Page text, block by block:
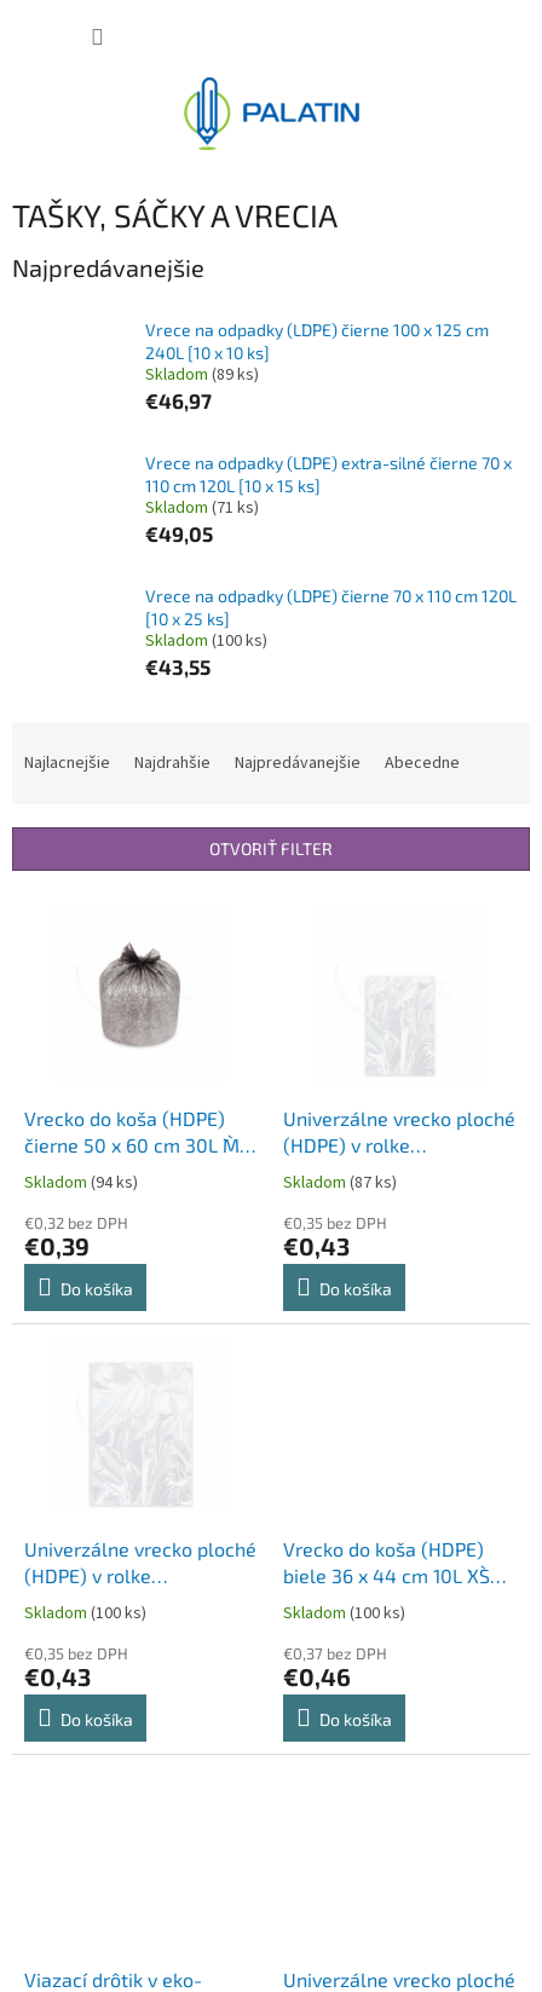
TAŠKY, SÁČKY A VRECIA
Najpredávanejšie
Vrece na odpadky (LDPE) čierne 100 x 125 cm
240L [10 x 10 ks]
Skladom (89 ks)
€46,97
Vrece na odpadky (LDPE) extra-silné čierne 70 x
110 cm 120L [10 x 15 ks]
Skladom (71 ks)
€49,05
Vrece na odpadky (LDPE) čierne 70 x 110 cm 120L
[10 x 25 ks]
Skladom (100 ks)
€43,55
i
Najlacnejšie Najdrahšie Najpredávanejšie Abecedne
OTVORIŤ FILTER
Vrecko do koša (HDPE)
čierne 50 x 60 cm 30L `M`
[20 ks]
Skladom (94 ks)
€0,32 bez DPH
€0,39
Do košíka
Univerzálne vrecko ploché
(HDPE) v rolke
transparentné 17 x 25 cm
1L `S` [120 ks]
Skladom (87 ks)
€0,35 bez DPH
€0,43
Do košíka
Univerzálne vrecko ploché
(HDPE) v rolke
transparentné 25 x 35 cm
4L `L` [50 ks]
Skladom (100 ks)
€0,35 bez DPH
€0,43
Do košíka
Vrecko do koša (HDPE)
biele 36 x 44 cm 10L `XS`
[50 ks]
Skladom (100 ks)
€0,37 bez DPH
€0,46
Do košíka
Viazací drôtik v eko-
Univerzálne vrecko ploché